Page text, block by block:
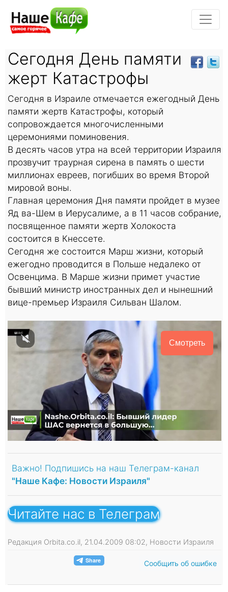
Сегодня День памяти
жерт Катастрофы
Сегодня в Израиле отмечается ежегодный День
памяти жертв Катастрофы, который
сопровождается многочисленными
церемониями поминовения.
В десять часов утра на всей территории Израиля
прозвучит траурная сирена в память о шести
миллионах евреев, погибших во время Второй
мировой воны.
Главная церемония Дня памяти пройдет в музее
Яд ва-Шем в Иерусалиме, а в 11 часов собрание,
посвященное памяти жертв Холокоста
состоится в Кнессете.
Сегодня же состоится Марш жизни, который
ежегодно проводится в Польше недалеко от
Освенцима. В Марше жизни примет участие
бывший министр иностранных дел и нынешний
вице-премьер Израиля Сильван Шалом.
Смотреть
Важно! Подпишись на наш Телеграм-канал
"Наше Кафе: Новости Израиля"
Читайте нас в Телеграм
Редакция Orbita.co.il, 21.04.2009 08:02, Новости Израиля
Сообщить об ошибке